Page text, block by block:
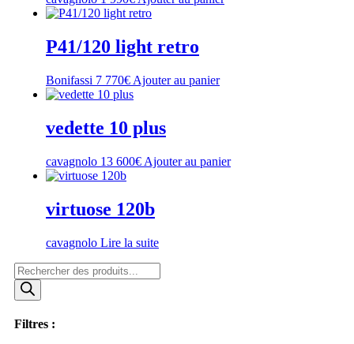
P41/120 light retro
Bonifassi 7 770€ Ajouter au panier
vedette 10 plus
cavagnolo 13 600€ Ajouter au panier
virtuose 120b
cavagnolo Lire la suite
Recherche
de
produits
Filtres :